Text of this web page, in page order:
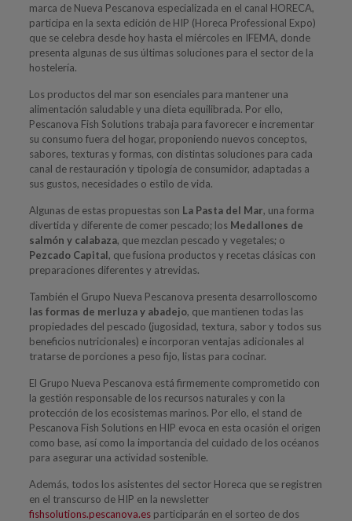
marca de Nueva Pescanova especializada en el canal HORECA,
participa en la sexta edición de HIP (Horeca Professional Expo)
que se celebra desde hoy hasta el miércoles en IFEMA, donde
presenta algunas de sus últimas soluciones para el sector de la
hostelería.
Los productos del mar son esenciales para mantener una
alimentación saludable y una dieta equilibrada. Por ello,
Pescanova Fish Solutions trabaja para favorecer e incrementar
su consumo fuera del hogar, proponiendo nuevos conceptos,
sabores, texturas y formas, con distintas soluciones para cada
canal de restauración y tipología de consumidor, adaptadas a
sus gustos, necesidades o estilo de vida.
Algunas de estas propuestas son La Pasta del Mar, una forma
divertida y diferente de comer pescado; los Medallones de
salmón y calabaza, que mezclan pescado y vegetales; o
Pezcado Capital, que fusiona productos y recetas clásicas con
preparaciones diferentes y atrevidas.
También el Grupo Nueva Pescanova presenta desarrolloscomo
las formas de merluza y abadejo, que mantienen todas las
propiedades del pescado (jugosidad, textura, sabor y todos sus
beneficios nutricionales) e incorporan ventajas adicionales al
tratarse de porciones a peso fijo, listas para cocinar.
El Grupo Nueva Pescanova está firmemente comprometido con
la gestión responsable de los recursos naturales y con la
protección de los ecosistemas marinos. Por ello, el stand de
Pescanova Fish Solutions en HIP evoca en esta ocasión el origen
como base, así como la importancia del cuidado de los océanos
para asegurar una actividad sostenible.
Además, todos los asistentes del sector Horeca que se registren
en el transcurso de HIP en la newsletter
fishsolutions.pescanova.esparticiparán en el sorteo de dos